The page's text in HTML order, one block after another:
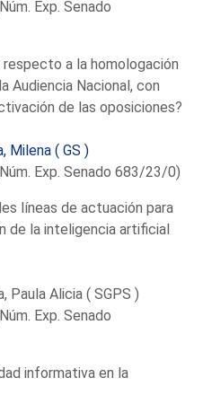
Exp. Senado
respecto a la homologación
Audiencia Nacional, con
de las oposiciones?
Milena ( GS )
Exp. Senado 683/23/0)
líneas de actuación para
de la inteligencia artificial
Paula Alicia ( SGPS )
Exp. Senado
informativa en la